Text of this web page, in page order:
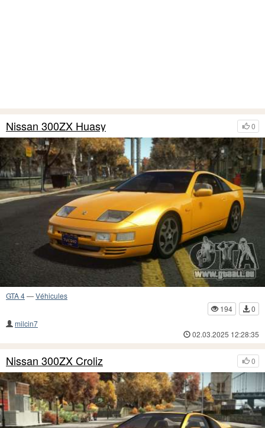
0
Nissan 300ZX Huasy
GTA 4—Véhicules
194
0
milcin7
02.03.2025 12:28:35
0
Nissan 300ZX Croliz